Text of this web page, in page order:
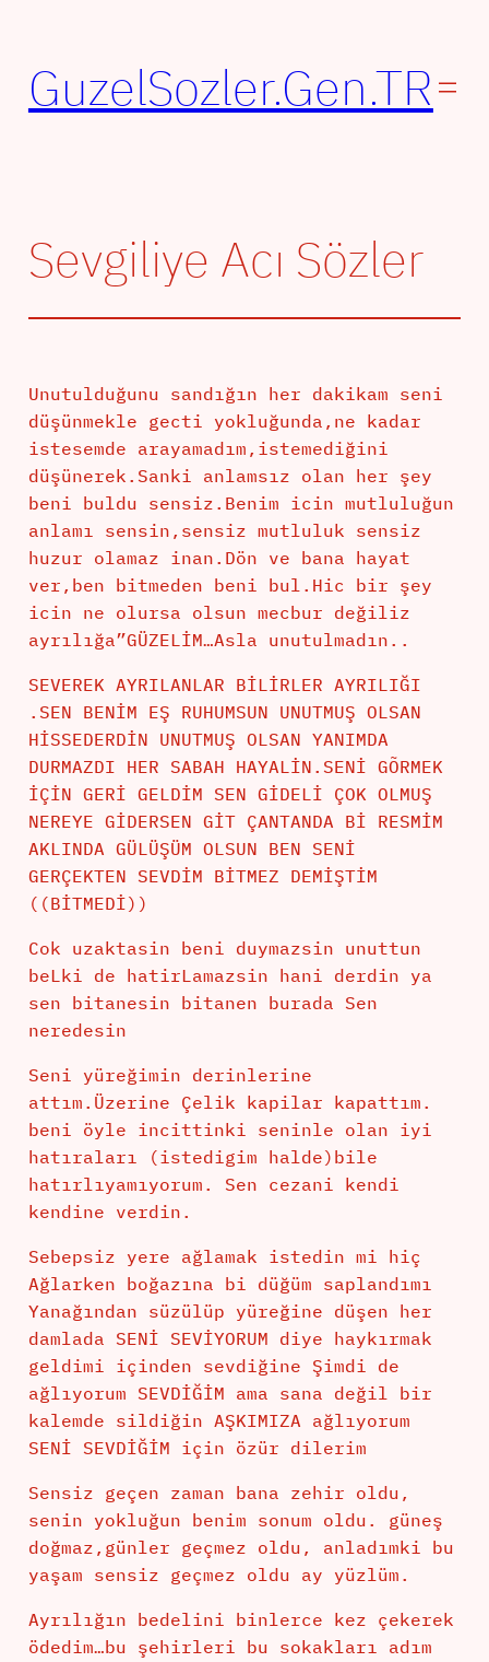
GuzelSozler.Gen.TR
Sevgiliye Acı Sözler
Unutulduğunu sandığın her dakikam seni
düşünmekle gecti yokluğunda,ne kadar
istesemde arayamadım,istemediğini
düşünerek.Sanki anlamsız olan her şey
beni buldu sensiz.Benim icin mutluluğun
anlamı sensin,sensiz mutluluk sensiz
huzur olamaz inan.Dön ve bana hayat
ver,ben bitmeden beni bul.Hic bir şey
icin ne olursa olsun mecbur değiliz
ayrılığa”GÜZELİM…Asla unutulmadın..
SEVEREK AYRILANLAR BİLİRLER AYRILIĞI
.SEN BENİM EŞ RUHUMSUN UNUTMUŞ OLSAN
HİSSEDERDİN UNUTMUŞ OLSAN YANIMDA
DURMAZDI HER SABAH HAYALİN.SENİ GÕRMEK
İÇİN GERİ GELDİM SEN GİDELİ ÇOK OLMUŞ
NEREYE GİDERSEN GİT ÇANTANDA Bİ RESMİM
AKLINDA GÜLÜŞÜM OLSUN BEN SENİ
GERÇEKTEN SEVDİM BİTMEZ DEMİŞTİM
((BİTMEDİ))
Cok uzaktasin beni duymazsin unuttun
beLki de hatirLamazsin hani derdin ya
sen bitanesin bitanen burada Sen
neredesin
Seni yüreğimin derinlerine
attım.Üzerine Çelik kapilar kapattım.
beni öyle incittinki seninle olan iyi
hatıraları (istedigim halde)bile
hatırlıyamıyorum. Sen cezani kendi
kendine verdin.
Sebepsiz yere ağlamak istedin mi hiç
Ağlarken boğazına bi düğüm saplandımı
Yanağından süzülüp yüreğine düşen her
damlada SENİ SEVİYORUM diye haykırmak
geldimi içinden sevdiğine Şimdi de
ağlıyorum SEVDİĞİM ama sana değil bir
kalemde sildiğin AŞKIMIZA ağlıyorum
SENİ SEVDİĞİM için özür dilerim
Sensiz geçen zaman bana zehir oldu,
senin yokluğun benim sonum oldu. güneş
doğmaz,günler geçmez oldu, anladımki bu
yaşam sensiz geçmez oldu ay yüzlüm.
Ayrılığın bedelini binlerce kez çekerek
ödedim…bu şehirleri bu sokakları adım